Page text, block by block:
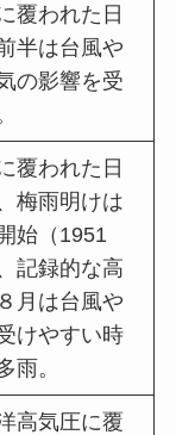
覆われた⽇
半は台風や
の影響を受
覆われた⽇
梅⾬明けは
始（1951
記録的な⾼
⽉は台風や
けやすい時
⾬。
⾼気圧に覆